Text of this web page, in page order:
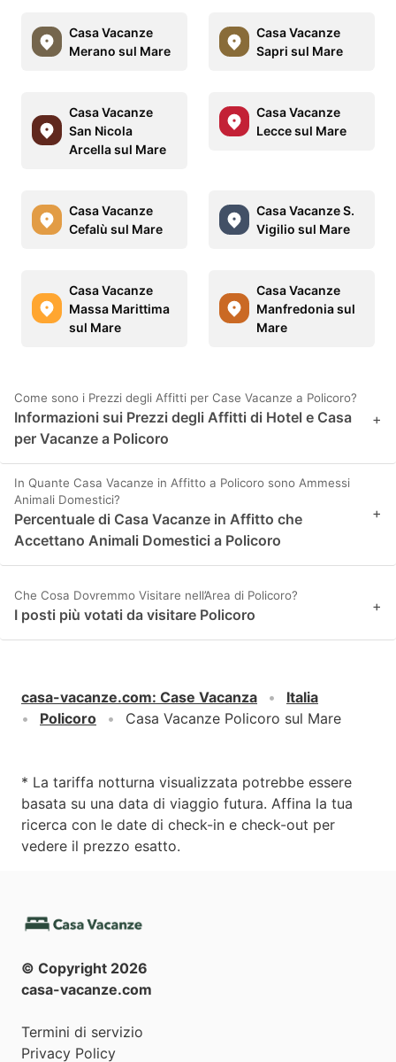
Casa Vacanze
Merano sul Mare
Casa Vacanze
Sapri sul Mare
Casa Vacanze
San Nicola
Arcella sul Mare
Casa Vacanze
Lecce sul Mare
Casa Vacanze
Cefalù sul Mare
Casa Vacanze S.
Vigilio sul Mare
Casa Vacanze
Massa Marittima
sul Mare
Casa Vacanze
Manfredonia sul
Mare
Come sono i Prezzi degli Affitti per Case Vacanze a Policoro?
Informazioni sui Prezzi degli Affitti di Hotel e Casa
per Vacanze a Policoro
+
In Quante Casa Vacanze in Affitto a Policoro sono Ammessi
Animali Domestici?
Percentuale di Casa Vacanze in Affitto che
Accettano Animali Domestici a Policoro
+
Che Cosa Dovremmo Visitare nell’Area di Policoro?
I posti più votati da visitare Policoro +
casa-vacanze.com: Case Vacanza
Italia
Policoro
Casa Vacanze Policoro sul Mare
* La tariffa notturna visualizzata potrebbe essere
basata su una data di viaggio futura. Affina la tua
ricerca con le date di check-in e check-out per
vedere il prezzo esatto.
© Copyright 2026
casa-vacanze.com
Termini di servizio
Privacy Policy